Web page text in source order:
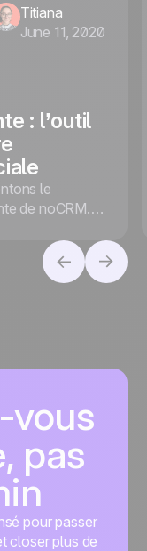
Titiana
June 11, 2020
: l’outil
le
de noCRM.io
vous
pas
pour passer
closer plus de